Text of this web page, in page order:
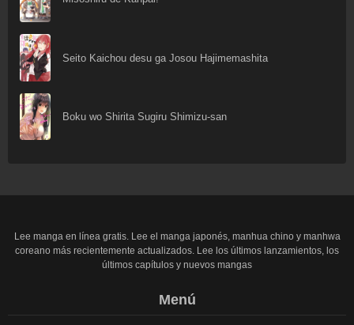
Seito Kaichou desu ga Josou Hajimemashita
Boku wo Shirita Sugiru Shimizu-san
Lee manga en línea gratis. Lee el manga japonés, manhua chino y manhwa
coreano más recientemente actualizados. Lee los últimos lanzamientos, los
últimos capítulos y nuevos mangas
Menú